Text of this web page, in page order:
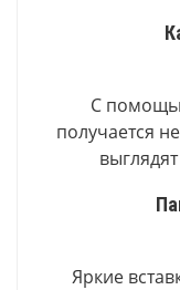
С
получается
Яркие